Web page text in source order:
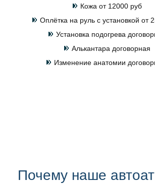
Кожа от 12000 руб
Оплётка на руль с установкой от
Установка подогрева
Алькантара договорная
Изменение анатомии
Почему наше